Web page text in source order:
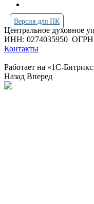
Версия для ПК
Центральное духовное
ИНН: 0274035950 ОГРН:
Контакты
Работает на «1С-
Назад Вперед